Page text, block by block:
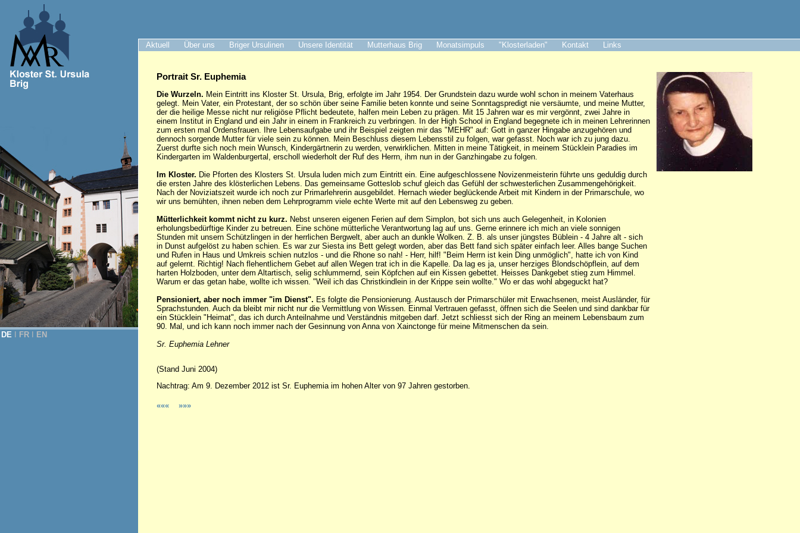
Aktuell Über uns Briger Ursulinen Unsere Identität Mutterhaus Brig Monatsimpuls "Klosterladen" Kontakt Links
DE FR EN
Portrait Sr. Euphemia
Die Wurzeln. Mein Eintritt ins Kloster St. Ursula, Brig, erfolgte im Jahr 1954. Der Grundstein dazu wurde wohl schon in meinem Vaterhaus
gelegt. Mein Vater, ein Protestant, der so schön über seine Familie beten konnte und seine Sonntagspredigt nie versäumte, und meine Mutter,
der die heilige Messe nicht nur religiöse Pflicht bedeutete, halfen mein Leben zu prägen. Mit 15 Jahren war es mir vergönnt, zwei Jahre in
einem Institut in England und ein Jahr in einem in Frankreich zu verbringen. In der High School in England begegnete ich in meinen Lehrerinnen
zum ersten mal Ordensfrauen. Ihre Lebensaufgabe und ihr Beispiel zeigten mir das "MEHR" auf: Gott in ganzer Hingabe anzugehören und
dennoch sorgende Mutter für viele sein zu können. Mein Beschluss diesem Lebensstil zu folgen, war gefasst. Noch war ich zu jung dazu.
Zuerst durfte sich noch mein Wunsch, Kindergärtnerin zu werden, verwirklichen. Mitten in meine Tätigkeit, in meinem Stücklein Paradies im
Kindergarten im Waldenburgertal, erscholl wiederholt der Ruf des Herrn, ihm nun in der Ganzhingabe zu folgen.
Im Kloster. Die Pforten des Klosters St. Ursula luden mich zum Eintritt ein. Eine aufgeschlossene Novizenmeisterin führte uns geduldig durch
die ersten Jahre des klösterlichen Lebens. Das gemeinsame Gotteslob schuf gleich das Gefühl der schwesterlichen Zusammengehörigkeit.
Nach der Noviziatszeit wurde ich noch zur Primarlehrerin ausgebildet. Hernach wieder beglückende Arbeit mit Kindern in der Primarschule, wo
wir uns bemühten, ihnen neben dem Lehrprogramm viele echte Werte mit auf den Lebensweg zu geben.
Mütterlichkeit kommt nicht zu kurz. Nebst unseren eigenen Ferien auf dem Simplon, bot sich uns auch Gelegenheit, in Kolonien
erholungsbedürftige Kinder zu betreuen. Eine schöne mütterliche Verantwortung lag auf uns. Gerne erinnere ich mich an viele sonnigen
Stunden mit unsern Schützlingen in der herrlichen Bergwelt, aber auch an dunkle Wolken. Z. B. als unser jüngstes Büblein - 4 Jahre alt - sich
in Dunst aufgelöst zu haben schien. Es war zur Siesta ins Bett gelegt worden, aber das Bett fand sich später einfach leer. Alles bange Suchen
und Rufen in Haus und Umkreis schien nutzlos - und die Rhone so nah! - Herr, hilf! "Beim Herrn ist kein Ding unmöglich", hatte ich von Kind
auf gelernt. Richtig! Nach flehentlichem Gebet auf allen Wegen trat ich in die Kapelle. Da lag es ja, unser herziges Blondschöpflein, auf dem
harten Holzboden, unter dem Altartisch, selig schlummernd, sein Köpfchen auf ein Kissen gebettet. Heisses Dankgebet stieg zum Himmel.
Warum er das getan habe, wollte ich wissen. "Weil ich das Christkindlein in der Krippe sein wollte." Wo er das wohl abgeguckt hat?
Pensioniert, aber noch immer "im Dienst". Es folgte die Pensionierung. Austausch der Primarschüler mit Erwachsenen, meist Ausländer, für
Sprachstunden. Auch da bleibt mir nicht nur die Vermittlung von Wissen. Einmal Vertrauen gefasst, öffnen sich die Seelen und sind dankbar für
ein Stücklein "Heimat", das ich durch Anteilnahme und Verständnis mitgeben darf. Jetzt schliesst sich der Ring an meinem Lebensbaum zum
90. Mal, und ich kann noch immer nach der Gesinnung von Anna von Xainctonge für meine Mitmenschen da sein.
Sr. Euphemia Lehner
(Stand Juni 2004)
Nachtrag: Am 9. Dezember 2012 ist Sr. Euphemia im hohen Alter von 97 Jahren gestorben.
««« »»»